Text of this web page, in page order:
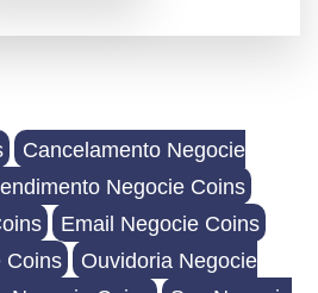
Cancelamento Negocie
Negocie Coins
Email Negocie Coins
Coins
Ouvidoria Negocie